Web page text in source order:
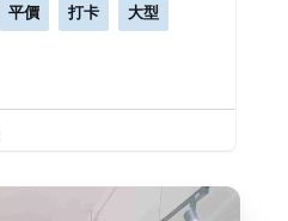
平價 打卡 大型